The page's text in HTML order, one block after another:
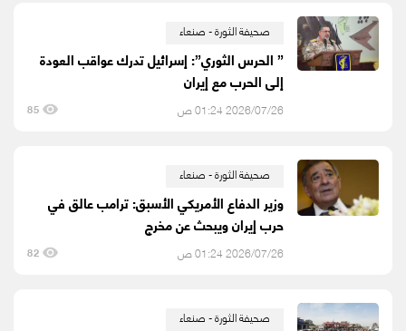
صحيفة الثورة - صنعاء
” الحرس الثوري”: إسرائيل تدرك عواقب العودة
إلى الحرب مع إيران
2026/07/26 01:24 ص 85
صحيفة الثورة - صنعاء
وزير الدفاع الأمريكي الأسبق: ترامب عالق في
حرب إيران ويبحث عن مخرج
2026/07/26 01:24 ص 82
صحيفة الثورة - صنعاء